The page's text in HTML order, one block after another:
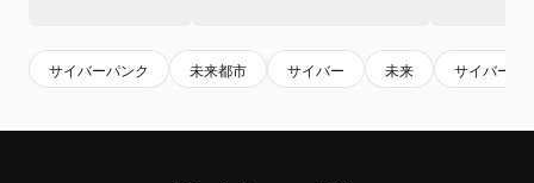
サイバーパンク 未来都市 サイバー 未来 サイバー背